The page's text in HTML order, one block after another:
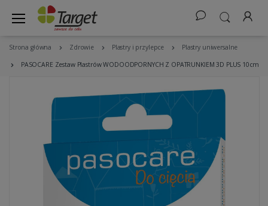
Strona główna Zdrowie Plastry i przylepce Plastry uniwersalne
PASOCARE Zestaw Plastrów WODOODPORNYCH Z OPATRUNKIEM 3D PLUS 10cm x